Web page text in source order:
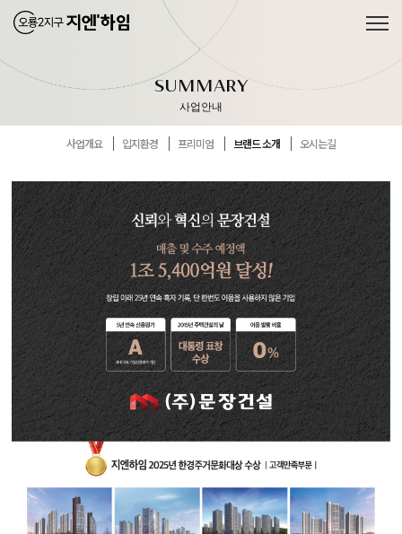
SUMMARY
사업안내
사업개요 입지환경 프리미엄 브랜드 소개 오시는길